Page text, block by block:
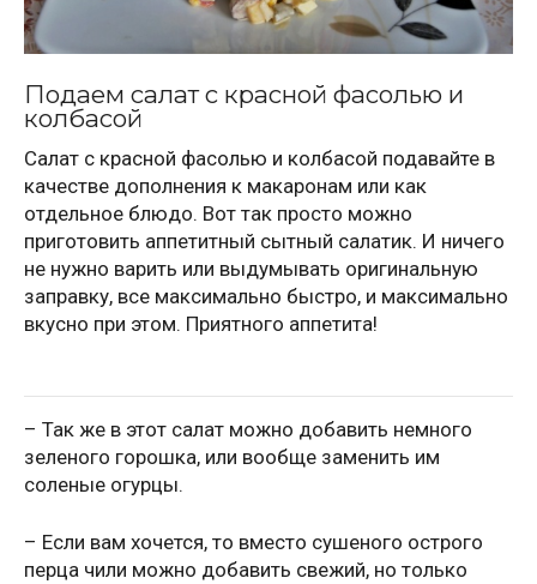
Подаем салат с красной фасолью и
колбасой
Салат с красной фасолью и колбасой подавайте в
качестве дополнения к макаронам или как
отдельное блюдо. Вот так просто можно
приготовить аппетитный сытный салатик. И ничего
не нужно варить или выдумывать оригинальную
заправку, все максимально быстро, и максимально
вкусно при этом. Приятного аппетита!
– Так же в этот салат можно добавить немного
зеленого горошка, или вообще заменить им
соленые огурцы.
– Если вам хочется, то вместо сушеного острого
перца чили можно добавить свежий, но только